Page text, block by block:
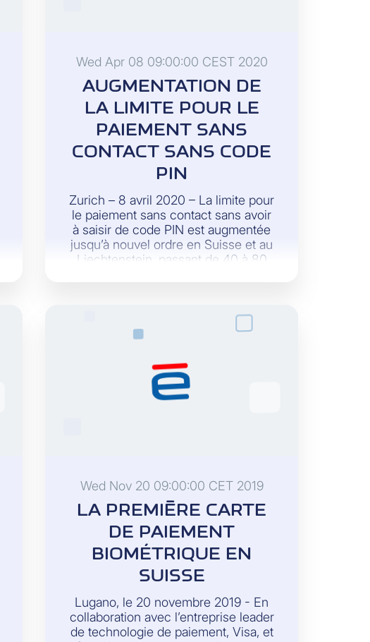
Wed Apr 08 09:00:00 CEST 2020
AUGMENTATION DE
LA LIMITE POUR LE
PAIEMENT SANS
CONTACT SANS CODE
PIN
Zurich – 8 avril 2020 – La limite pour
le paiement sans contact sans avoir
à saisir de code PIN est augmentée
jusqu’à nouvel ordre en Suisse et au
Liechtenstein, passant de 40 à 80
Wed Nov 20 09:00:00 CET 2019
LA PREMIÈRE CARTE
DE PAIEMENT
BIOMÉTRIQUE EN
SUISSE
Lugano, le 20 novembre 2019 - En
collaboration avec l’entreprise leader
de technologie de paiement, Visa, et